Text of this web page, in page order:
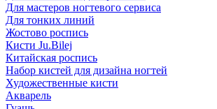
Для мастеров ногтевого сервиса
Для тонких линий
Жостово роспись
Кисти Ju.Bilej
Китайская роспись
Набор кистей для дизайна ногтей
Художественные кисти
Акварель